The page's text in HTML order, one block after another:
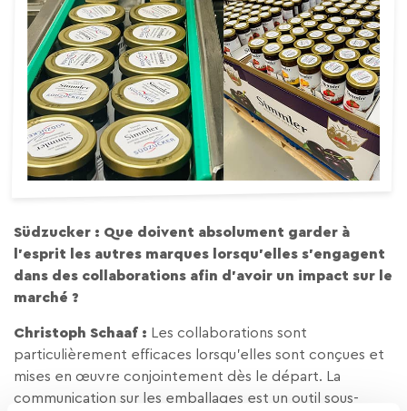
Südzucker : Que doivent absolument garder à
l’esprit les autres marques lorsqu’elles s’engagent
dans des collaborations afin d’avoir un impact sur le
marché ?
Christoph Schaaf : Les collaborations sont
particulièrement efficaces lorsqu’elles sont conçues et
mises en œuvre conjointement dès le départ. La
communication sur les emballages est un outil sous-